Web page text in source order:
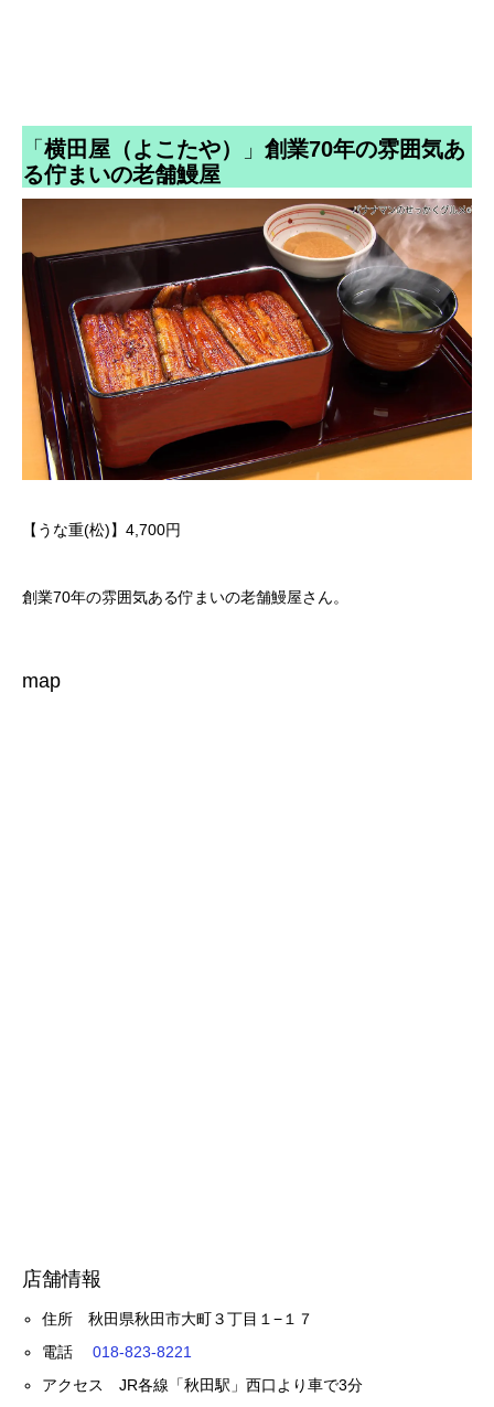
「横田屋（よこたや） 」 創業70年の雰囲気あ
る佇まいの老舗鰻屋
【うな重(松)】4,700円
創業70年の雰囲気ある佇まいの老舗鰻屋さん。
map
店舗情報
住所 秋田県秋田市大町３丁目１−１７
電話018-823-8221
アクセス JR各線「秋田駅」西口より車で3分